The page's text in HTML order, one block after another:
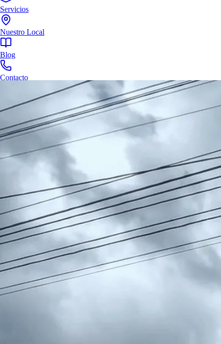
Servicios
Nuestro Local
Blog
Contacto
RESERVAR CITA
Revisiones Técnicas Huancayo